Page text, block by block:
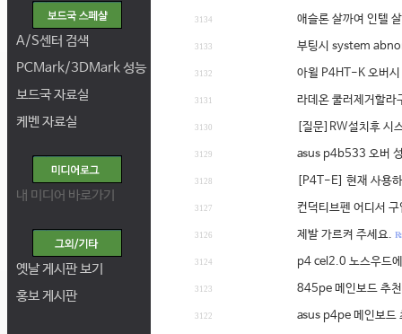
A/S센터 검색
PCMark/3DMark 성능
보드국 자료실
케벤 자료실
내 미디어 바로가기
옛날 게시판 보기
홍보 게시판
3134 애슬론 살까여 인텔
3133 부팅시 system
3132 아윌 P4HT-K 오버
3131 라데온 쿨러제거할라
3130 [질문]RW설치후 시
3129 asus p4b533 오버
3128 [P4T-E] 현재 사용
3127 컨덕티브펜 어디서
3126 제발 가르켜 주세요. R:
3124 p4 cel2.0 노스우드
3123 845pe 메인보드 추
3122 asus p4pe 메인보드